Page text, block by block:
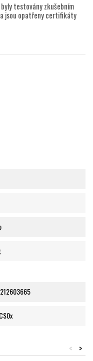
testovány zkušebním
a jsou opatřeny certifikáty
>
<